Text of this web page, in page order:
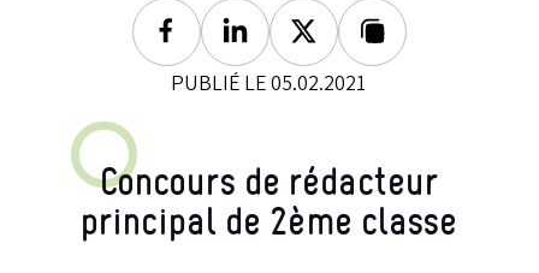
FacebookLinkedinTwitterLien copié
PUBLIÉ LE 05.02.2021
Concours de rédacteur
principal de 2ème classe